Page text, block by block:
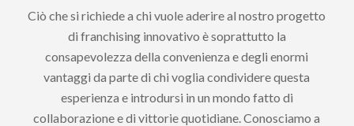
Ciò che si richiede a chi vuole aderire al nostro progetto
di franchising innovativo è soprattutto la
consapevolezza della convenienza e degli enormi
vantaggi da parte di chi voglia condividere questa
esperienza e introdursi in un mondo fatto di
collaborazione e di vittorie quotidiane. Conosciamo a